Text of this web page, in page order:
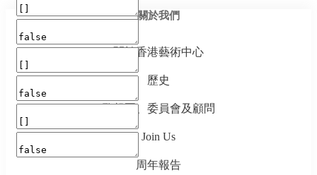
關於我們
關於香港藝術中心
歷史
監督團、委員會及顧問
Join Us
周年報告